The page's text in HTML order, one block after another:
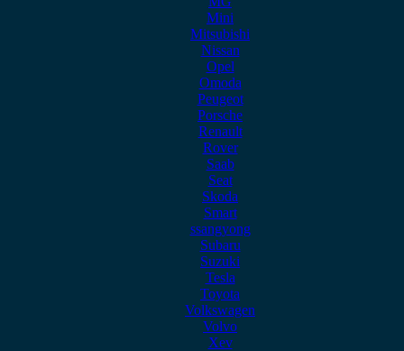
Mini
Mitsubishi
Nissan
Opel
Omoda
Peugeot
Porsche
Renault
Rover
Saab
Seat
Skoda
Smart
ssangyong
Subaru
Suzuki
Tesla
Toyota
Volkswagen
Volvo
Xev